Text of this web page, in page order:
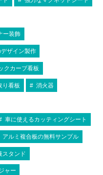
ー装飾
ザイン製作
クカーブ看板
り看板 消火器
車に使えるカッティングシート
アルミ複合板の無料サンプル
スタンド
ャー